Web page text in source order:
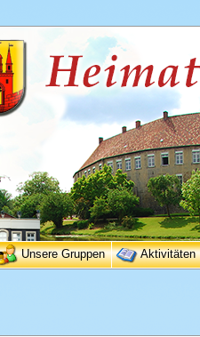
Unsere Gruppen Aktivitäten